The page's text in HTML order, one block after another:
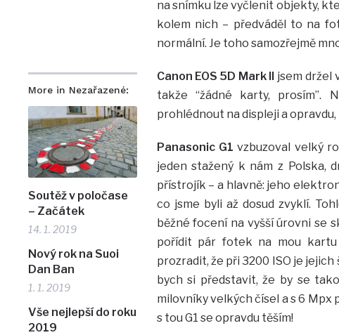
More in Nezařazené:
Soutěž v poločase
– Začátek
14. 1. 2019
Nový rok na Suoi
Dan Ban
1. 1. 2019
Vše nejlepší do roku
2019
na snímku lze vyčlenit objekty,
kolem nich – předváděl to na
normální. Je toho samozřejmě
Canon EOS 5D Mark II jsem držel
takže “žádné karty, prosím”.
prohlédnout na displeji a opravdu,
Panasonic G1 vzbuzoval velký
jeden stažený k nám z Polska,
přístrojík – a hlavně: jeho
co jsme byli až dosud zvyklí.
běžné focení na vyšší úrovni se
pořídit pár fotek na mou kartu
prozradit, že při 3200 ISO je
bych si představit, že by se
milovníky velkých čísel a s 6
s tou G1 se opravdu těším!